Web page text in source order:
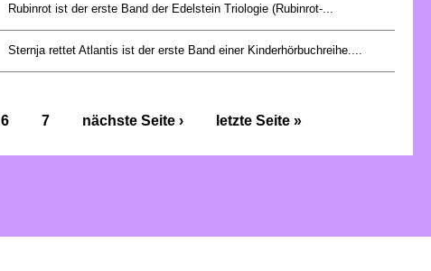
Rubinrot ist der erste Band der Edelstein Triologie (Rubinrot-...
Sternja rettet Atlantis ist der erste Band einer Kinderhörbuchreihe....
6 7 nächste Seite › letzte Seite »